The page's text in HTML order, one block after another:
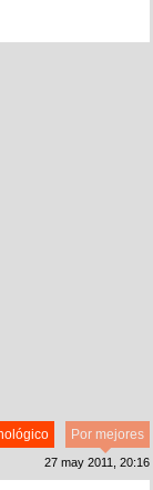
Por mejores
27 may 2011, 20:16